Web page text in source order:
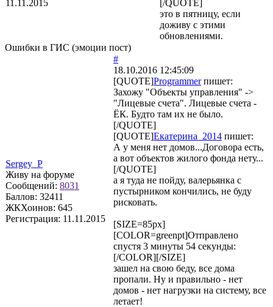
11.11.2015
[/QUOTE]
это в пятницу, если
доживу с этими
обновлениями.
Ошибки в ГИС (эмоции пост)
Sergey_P
Живу на форуме
Сообщений: 8031
Баллов: 32411
ЖКХоинов: 645
Регистрация: 11.11.2015
#
18.10.2016 12:45:09
[QUOTE]Programmerпишет:
Захожу "Объекты управления" ->
"Лицевые счета". Лицевые счета -
ЁК. Будто там их не было.
[/QUOTE]
[QUOTE]Екатерина_2014 пишет:
А у меня нет домов...Договора есть,
а вот объектов жилого фонда нету...
[/QUOTE]
а я туда не пойду, валерьянка с
пустырником кончились, не буду
рисковать.
[SIZE=85px]
[COLOR=greenpt]Отправлено
спустя 3 минуты 54 секунды:
[/COLOR][/SIZE]
зашел на свою беду, все дома
пропали. Ну и правильно - нет
домов - нет нагрузки на систему, все
летает!